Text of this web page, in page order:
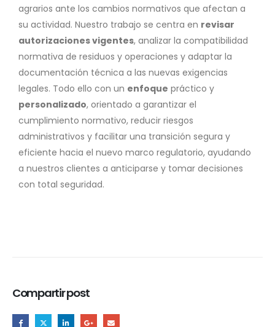
agrarios ante los cambios normativos que afectan a
su actividad. Nuestro trabajo se centra en revisar
autorizaciones vigentes, analizar la compatibilidad
normativa de residuos y operaciones y adaptar la
documentación técnica a las nuevas exigencias
legales. Todo ello con un enfoque práctico y
personalizado, orientado a garantizar el
cumplimiento normativo, reducir riesgos
administrativos y facilitar una transición segura y
eficiente hacia el nuevo marco regulatorio, ayudando
a nuestros clientes a anticiparse y tomar decisiones
con total seguridad.
Compartir post